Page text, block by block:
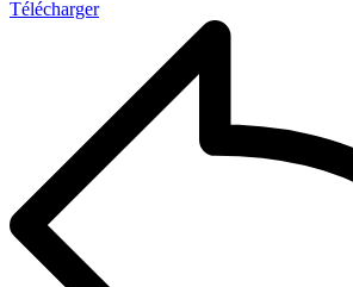
Télécharger